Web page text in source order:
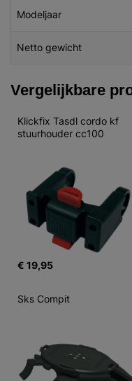
Modeljaar
Netto gewicht
Vergelijkbare
Klickfix Tasdl cordo kf
stuurhouder cc100
€ 19,95
Sks Compit